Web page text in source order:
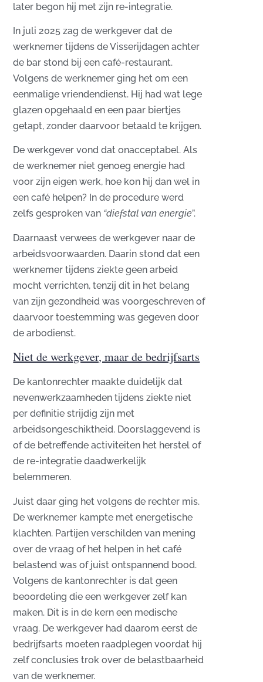
later begon hij met zijn re-integratie.
In juli 2025 zag de werkgever dat de
werknemer tijdens de Visserijdagen achter
de bar stond bij een café-restaurant.
Volgens de werknemer ging het om een
eenmalige vriendendienst. Hij had wat lege
glazen opgehaald en een paar biertjes
getapt, zonder daarvoor betaald te krijgen.
De werkgever vond dat onacceptabel. Als
de werknemer niet genoeg energie had
voor zijn eigen werk, hoe kon hij dan wel in
een café helpen? In de procedure werd
zelfs gesproken van “diefstal van energie”.
Daarnaast verwees de werkgever naar de
arbeidsvoorwaarden. Daarin stond dat een
werknemer tijdens ziekte geen arbeid
mocht verrichten, tenzij dit in het belang
van zijn gezondheid was voorgeschreven of
daarvoor toestemming was gegeven door
de arbodienst.
Niet de werkgever, maar de bedrijfsarts
De kantonrechter maakte duidelijk dat
nevenwerkzaamheden tijdens ziekte niet
per definitie strijdig zijn met
arbeidsongeschiktheid. Doorslaggevend is
of de betreffende activiteiten het herstel of
de re-integratie daadwerkelijk
belemmeren.
Juist daar ging het volgens de rechter mis.
De werknemer kampte met energetische
klachten. Partijen verschilden van mening
over de vraag of het helpen in het café
belastend was of juist ontspannend bood.
Volgens de kantonrechter is dat geen
beoordeling die een werkgever zelf kan
maken. Dit is in de kern een medische
vraag. De werkgever had daarom eerst de
bedrijfsarts moeten raadplegen voordat hij
zelf conclusies trok over de belastbaarheid
van de werknemer.